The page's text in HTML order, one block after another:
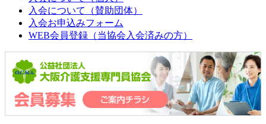
入会について（賛助団体）
入会お申込みフォーム
WEB会員登録 （当協会入会済みの方）